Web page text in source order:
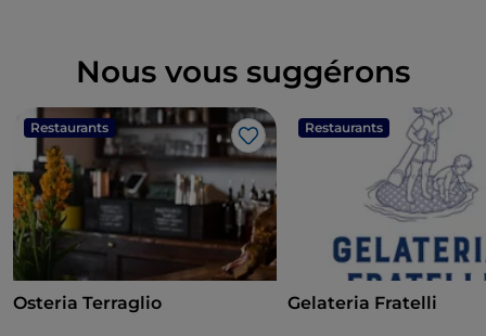
Nous vous suggérons
Restaurants
J’aime
Osteria Terraglio
Restaurants
Gelateria Fratelli